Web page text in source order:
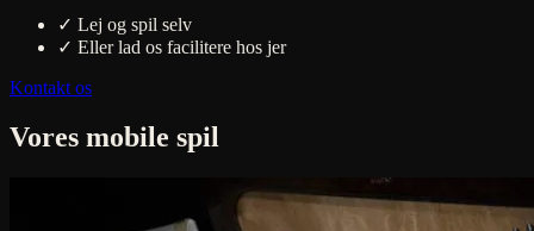
✓ Lej og spil selv
✓ Eller lad os facilitere hos jer
Kontakt os
Vores mobile spil